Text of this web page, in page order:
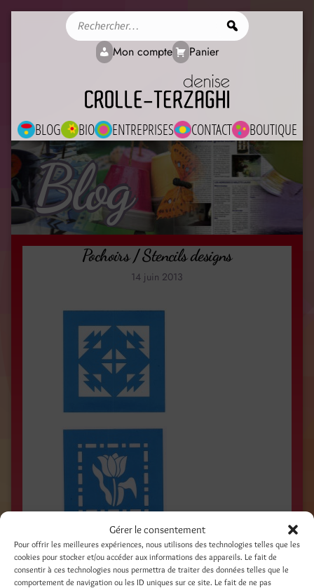
Gérer le consentement
Pour offrir les meilleures expériences, nous utilisons des technologies telles que les
cookies pour stocker et/ou accéder aux informations des appareils. Le fait de
consentir à ces technologies nous permettra de traiter des données telles que le
comportement de navigation ou les ID uniques sur ce site. Le fait de ne pas
BLOG BIO ENTREPRISES CONTACT BOUTIQUE
Mon compte Panier
Blog
Pochoirs / Stencils designs
14 juin 2013
POCHOIRS / Dessins de pochoirs / 1999 /
COLART AMERICAS /